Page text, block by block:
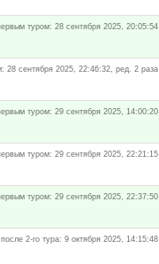
туром: 28 сентября 2025, 20:05:54
28 сентября 2025, 22:46:32, ред. 2 раза
туром: 29 сентября 2025, 14:00:20
туром: 29 сентября 2025, 22:21:15
туром: 29 сентября 2025, 22:37:50
после 2-го тура: 9 октября 2025, 14:15:48